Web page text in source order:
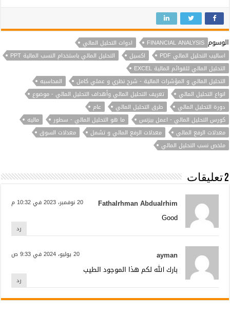
الوسوم FINANCIAL ANALYSIS
ادوات التحليل المالي
اساليب التحليل المالي PDF
اكسيل
التحليل المالي باستخدام النسب المالية PPT
التحليل المالي للقوائم المالية EXCEL
التحليل المالي و المؤشرات المالية - شرح نظري و عملي كامل
المحاسبه
انواع التحليل المالي
تعريف التحليل المالي وأهداف التحليل المالي - موضوع
دورة التحليل المالي
طرق التحليل المالي
عام
كورس التحليل المالي - اعمل بيزنس
ما هو التحليل المالي - سطور
ماليه
معدلات الرفع المالي
معدلات الرفع المالي و تشمل
معدلات السوق
ملخص نسب التحليل المالي
2 تعليقات
Fathalrhman Abdualrhim 20 نوفمبر، 2023 في 10:32 م
Good
رد
ayman 20 يوليو، 2024 في 9:33 ص
بارك الله لكم هذا الموجود الطيب
رد